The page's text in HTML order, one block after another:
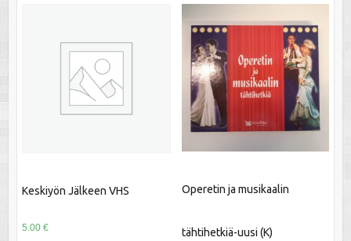
Keskiyön Jälkeen VHS
5.00 €
Operetin ja musikaalin
tähtihetkiä-uusi (K)